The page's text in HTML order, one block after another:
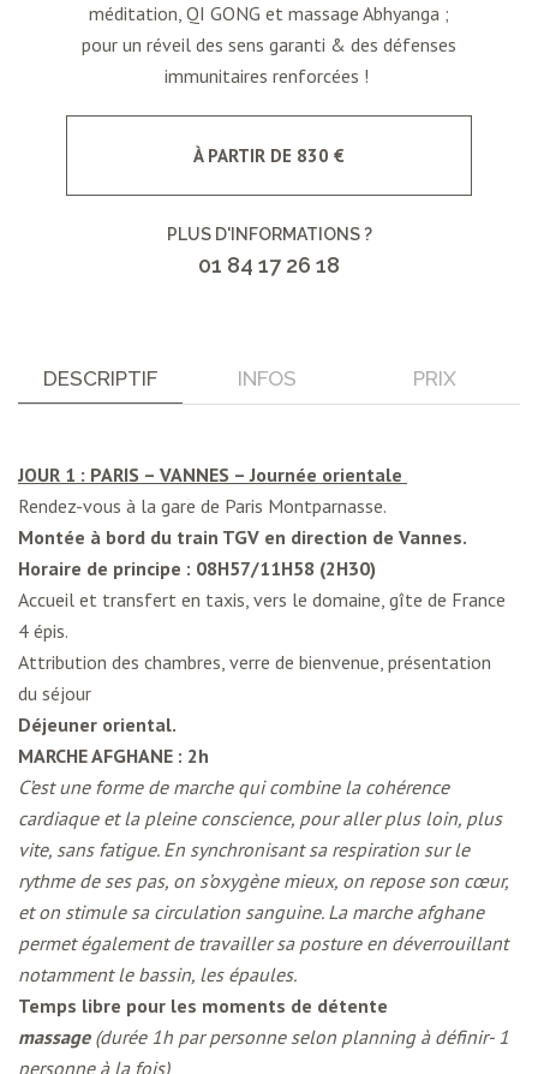
méditation, QI GONG et massage Abhyanga ;
pour un réveil des sens garanti & des défenses
immunitaires renforcées !
À PARTIR DE 830 €
PLUS D'INFORMATIONS ?
01 84 17 26 18
DESCRIPTIF INFOS PRIX
JOUR 1 : PARIS – VANNES – Journée orientale
Rendez-vous à la gare de Paris Montparnasse.
Montée à bord du train TGV en direction de Vannes.
Horaire de principe : 08H57/11H58 (2H30)
Accueil et transfert en taxis, vers le domaine, gîte de France
4 épis.
Attribution des chambres, verre de bienvenue, présentation
du séjour
Déjeuner oriental.
MARCHE AFGHANE : 2h
C’est une forme de marche qui combine la cohérence
cardiaque et la pleine conscience, pour aller plus loin, plus
vite, sans fatigue. En synchronisant sa respiration sur le
rythme de ses pas, on s’oxygène mieux, on repose son cœur,
et on stimule sa circulation sanguine. La marche afghane
permet également de travailler sa posture en déverrouillant
notamment le bassin, les épaules.
Temps libre pour les moments de détente
massage(durée 1h par personne selon planning à définir- 1
personne à la fois)